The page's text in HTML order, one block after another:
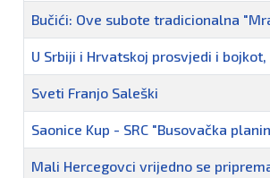
Bučići: Ove subote tradicionalna
U Srbiji i Hrvatskoj prosvjedi i bojkot,
Sveti Franjo Saleški
Saonice Kup - SRC "Busovačka
Mali Hercegovci vrijedno se